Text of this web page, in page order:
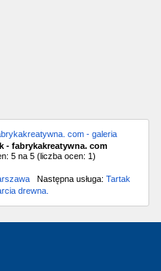
com - galeria
- fabrykakreatywna. com
5 na 5 (liczba ocen: 1)
Następna usługa: Tartak
drewna.